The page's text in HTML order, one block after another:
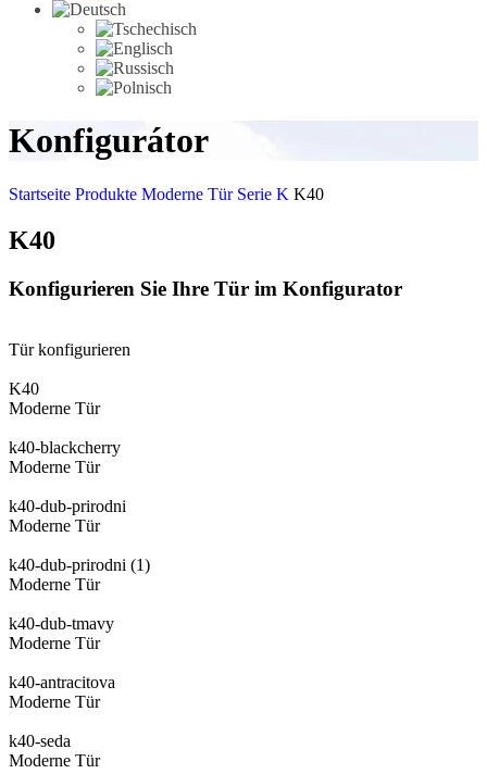
Konfigurátor
Startseite Produkte Moderne Tür Serie K K40
K40
Konfigurieren Sie Ihre Tür im Konfigurator
Tür konfigurieren
K40
Moderne Tür
k40-blackcherry
Moderne Tür
k40-dub-prirodni
Moderne Tür
k40-dub-prirodni (1)
Moderne Tür
k40-dub-tmavy
Moderne Tür
k40-antracitova
Moderne Tür
k40-seda
Moderne Tür